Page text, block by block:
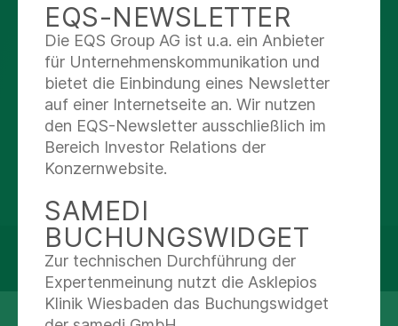
Termin vereinbaren Stellenangebote
Instagram
Facebook
X
Youtube
© Asklepios Kliniken GmbH & Co. KGaA 2026
EQS-NEWSLETTER
Die EQS Group AG ist u.a. ein Anbieter
für Unternehmenskommunikation und
bietet die Einbindung eines Newsletter
auf einer Internetseite an. Wir nutzen
den EQS-Newsletter ausschließlich im
Bereich Investor Relations der
Konzernwebsite.
SAMEDI
BUCHUNGSWIDGET
Zur technischen Durchführung der
Expertenmeinung nutzt die Asklepios
Klinik Wiesbaden das Buchungswidget